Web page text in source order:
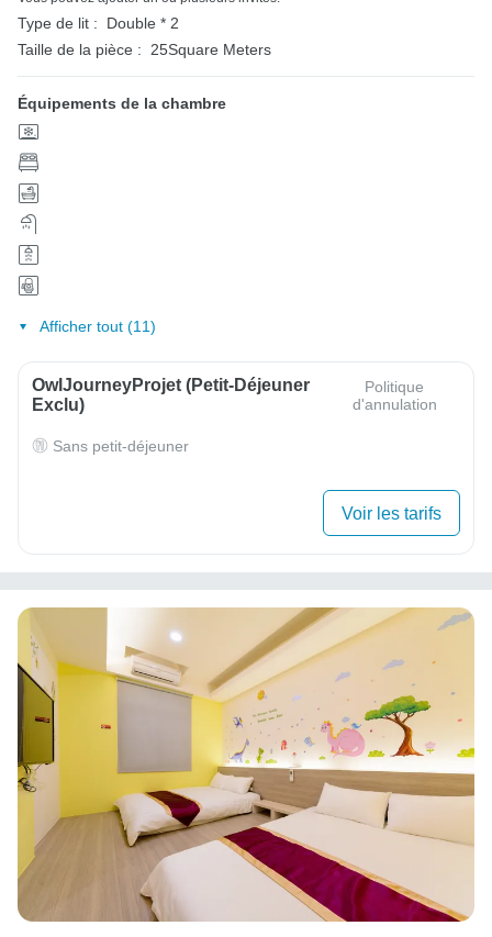
Type de lit :
Double * 2
Taille de la pièce :
25Square Meters
Équipements de la chambre
Afficher tout (11)
OwlJourneyProjet (petit-Déjeuner
Exclu)
Politique
d'annulation
Sans petit-déjeuner
Voir les tarifs